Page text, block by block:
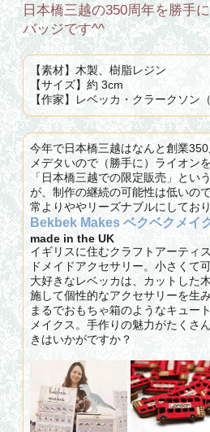
日本橋三越の350周年を勝手
バッジです^^
【素材】木製、樹脂レジン
【サイズ】約 3cm
【作家】レベッカ・クラークソン
今年で日本橋三越はなんと創業
メデタいので（勝手に）ライオン
「日本橋三越での限定販売」とい
が、制作の継続の可能性は低いの
常よりややリーズナブルにしており
Bekbek Makes ベクベクメイ
made in the UK
イギリスに住むクラフトアーティ
ドメイドアクセサリー。小さくて
大好きなレベッカは、カットした
施して個性的なアクセサリーを生
まるでおもちゃ箱のようなキュー
メイクス。手作りの魅力がたくさ
きはいかがですか？